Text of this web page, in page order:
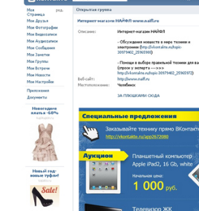
Битрикс24
Поддержка
Комплексный интернет-маркетинг
Разработка фирменного стиля